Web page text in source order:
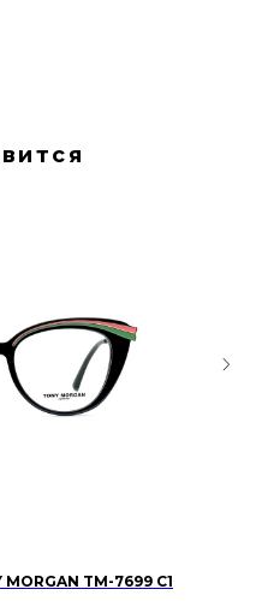
TM-7699 C1